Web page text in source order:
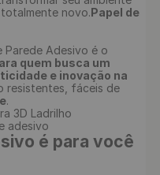
novo.Papel de
Parede Adesivo é o
quem busca um
e inovação na
resistentes, fáceis de
é para você